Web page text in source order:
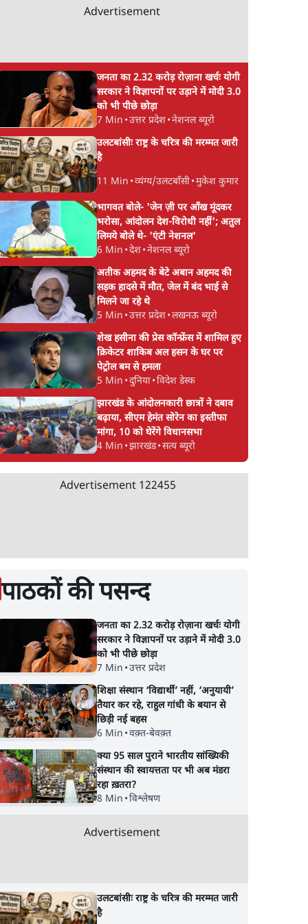
Advertisement
जनता का 2.32 करोड़ रोज़ाना खर्चः योगी
सरकार ने विज्ञापनों पर उड़ाने में मोदी 3.0
को भी पीछे छोड़ा
7 Min •उत्तर प्रदेश•नेशनल ब्यूरो
उलटबांसीः राष्ट्र के चरित्र की मरम्मत जारी
है
11 Min •व्यंग्य/उलटबाँसी•मुकेश कुमार
भागवत बोले- 'जेन ज़ी पर आँख मूंदकर
भरोसा, आंदोलन देश-विरोधी नहीं'; अतुल
लिमये बोले थे- 'एंटी नेशनल'
6 Min •देश•नेशनल ब्यूरो
अतीक अहमद के बेटे अबान अहमद की
सड़क हादसे में मौत, जेल में बंद भाई से
मिलने जा रहे थे
5 Min •उत्तर प्रदेश•लखनऊ ब्यूरो
शेख हसीना की प्रेस कॉन्फ्रेंस में शामिल हुए
क्रिकेटर शाकिब अल हसन के घर पर
पेट्रोल बम से हमला
5 Min •दुनिया•विदेश डेस्क
झारखंड के आंदोलनकारी छात्रों ने दबाव
बढ़ाया, सीएम हेमंत सोरेन का इस्तीफा
मांगा, 10 को घेरेंगे विधानसभा
4 Min •झारखंड•सत्य ब्यूरो
Advertisement 122455
पाठकों की पसन्द
जनता का 2.32 करोड़ रोज़ाना खर्चः योगी
सरकार ने विज्ञापनों पर उड़ाने में मोदी 3.0
को भी पीछे छोड़ा
7 Min •उत्तर प्रदेश
शिक्षा संस्थान ‘विद्यार्थी’ नहीं, ‘अनुयायी’
तैयार कर रहे, राहुल गांधी के बयान से
छिड़ी नई बहस
6 Min •वक़्त-बेवक़्त
क्या 95 साल पुराने भारतीय सांख्यिकी
संस्थान की स्वायत्तता पर भी अब मंडरा
रहा ख़तरा?
8 Min •विश्लेषण
Advertisement
उलटबांसीः राष्ट्र के चरित्र की मरम्मत जारी
है